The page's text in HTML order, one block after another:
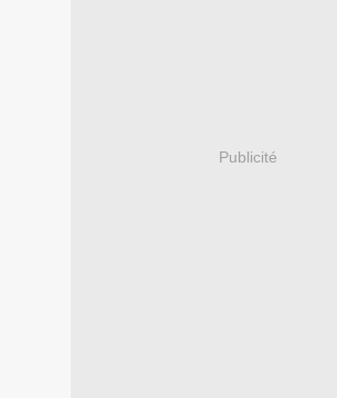
Publicité